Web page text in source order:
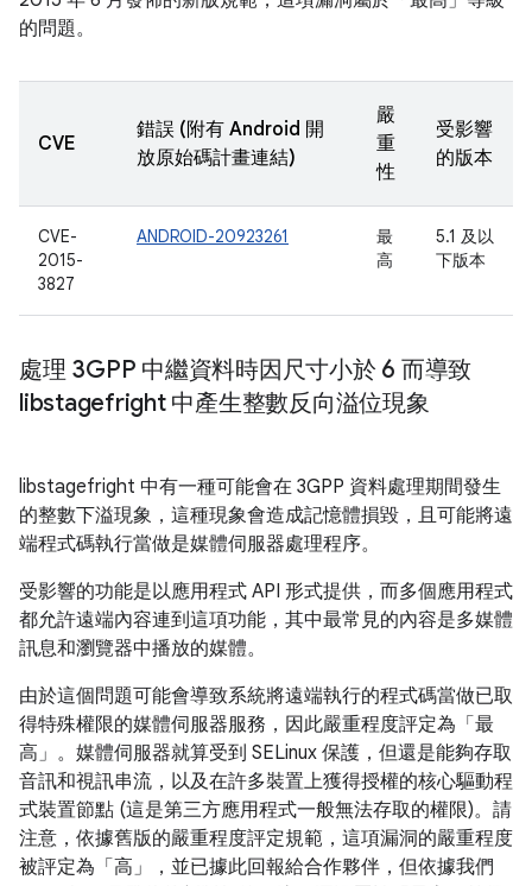
的問題。
CVE
錯誤 (附有 Android 開
放原始碼計畫連結)
嚴
重
性
受影響
的版本
CVE-
2015-
3827
ANDROID-20923261
最
高
5.1 及以
下版本
處理 3GPP 中繼資料時因尺寸小於 6 而導致
libstagefright 中產生整數反向溢位現象
libstagefright 中有一種可能會在 3GPP 資料處理期間發生
的整數下溢現象，這種現象會造成記憶體損毀，且可能將遠
端程式碼執行當做是媒體伺服器處理程序。
受影響的功能是以應用程式 API 形式提供，而多個應用程式
都允許遠端內容連到這項功能，其中最常見的內容是多媒體
訊息和瀏覽器中播放的媒體。
由於這個問題可能會導致系統將遠端執行的程式碼當做已取
得特殊權限的媒體伺服器服務，因此嚴重程度評定為「最
高」。媒體伺服器就算受到 SELinux 保護，但還是能夠存取
音訊和視訊串流，以及在許多裝置上獲得授權的核心驅動程
式裝置節點 (這是第三方應用程式一般無法存取的權限)。請
注意，依據舊版的嚴重程度評定規範，這項漏洞的嚴重程度
被評定為「高」，並已據此回報給合作夥伴，但依據我們